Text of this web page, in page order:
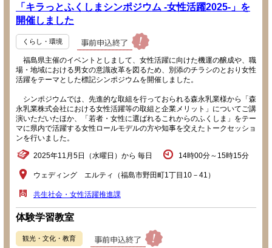
「キラっとふくしまシンポジウム -女性活躍2025-」を
開催しました
くらし・環境
福島県主催のイベントとしまして、女性活躍に向けた機運の醸成や、職
場・地域における男女の意識改革を図るため、別添のチラシのとおり女性
活躍をテーマとした標記シンポジウムを開催しました。
シンポジウムでは、先進的な取組を行っておられる森永乳業様から「森
永乳業株式会社における女性活躍等の取組と企業メリット」についてご講
演いただいたほか、「若者・女性に選ばれるこれからのふくしま」をテー
マに県内で活躍する女性ロールモデルの方や知事を交えたトークセッショ
ンを行いました。
2025年11月5日（水曜日）から 毎日 14時00分～15時15分
ウェディング エルティ（福島市野田町1丁目10－41）
共生社会・女性活躍推進課
体験学習教室
観光・文化・教育